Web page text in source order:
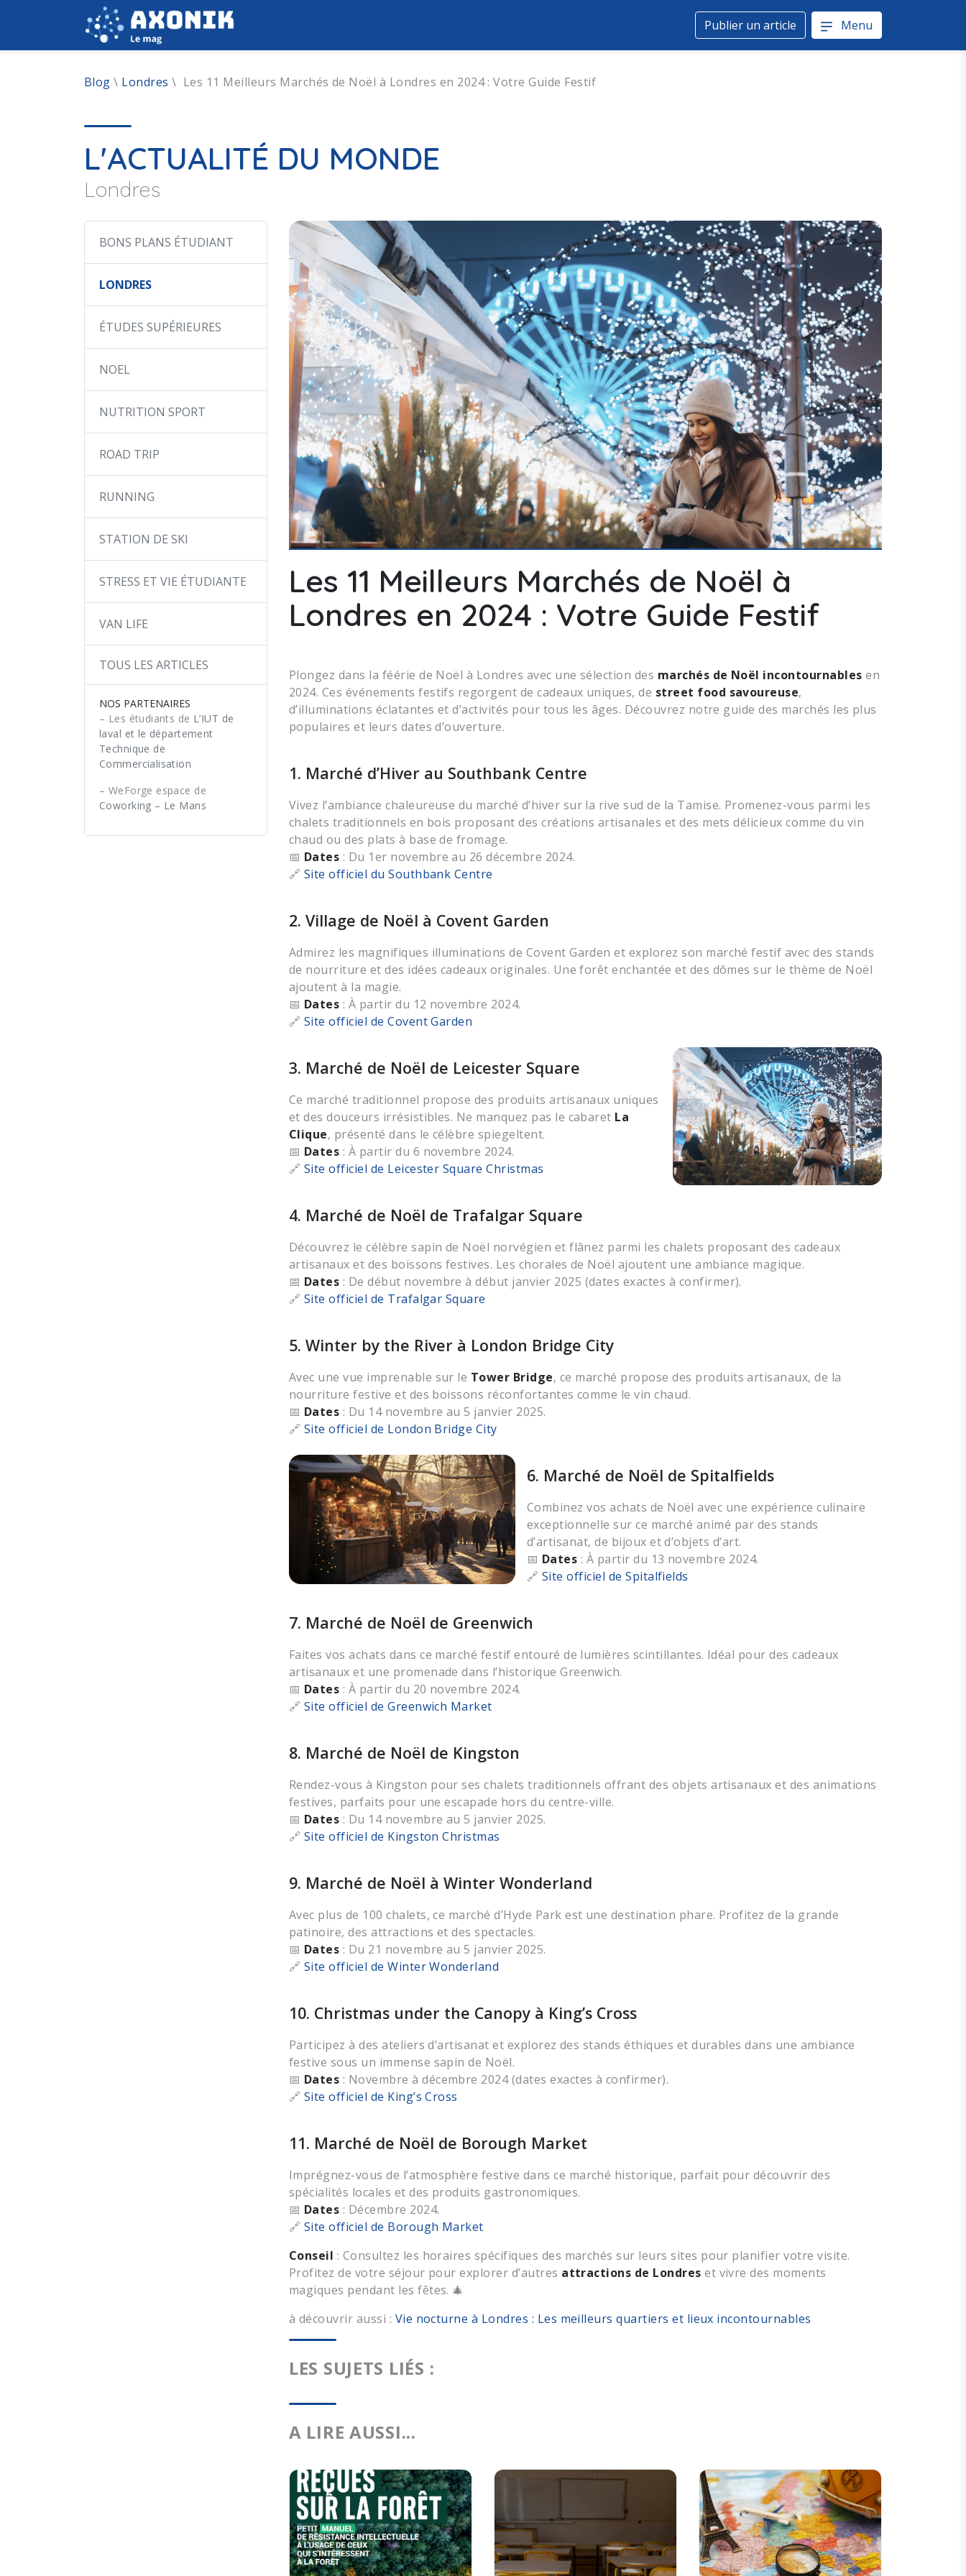
Publier un article Menu
Blog \ Londres \ Les 11 Meilleurs Marchés de Noël à Londres en 2024 : Votre Guide Festif
L'ACTUALITÉ DU MONDE
Londres
BONS PLANS ÉTUDIANT
LONDRES
ÉTUDES SUPÉRIEURES
NOEL
NUTRITION SPORT
ROAD TRIP
RUNNING
STATION DE SKI
STRESS ET VIE ÉTUDIANTE
VAN LIFE
TOUS LES ARTICLES
NOS PARTENAIRES
– Les étudiants de L’IUT de
laval et le département
Technique de
Commercialisation
– WeForge espace de
Coworking – Le Mans
Les 11 Meilleurs Marchés de Noël à
Londres en 2024 : Votre Guide Festif
Plongez dans la féérie de Noël à Londres avec une sélection des marchés de Noël incontournables en
2024. Ces événements festifs regorgent de cadeaux uniques, de street food savoureuse,
d’illuminations éclatantes et d’activités pour tous les âges. Découvrez notre guide des marchés les plus
populaires et leurs dates d’ouverture.
1. Marché d’Hiver au Southbank Centre
Vivez l’ambiance chaleureuse du marché d’hiver sur la rive sud de la Tamise. Promenez-vous parmi les
chalets traditionnels en bois proposant des créations artisanales et des mets délicieux comme du vin
chaud ou des plats à base de fromage.
📅 Dates : Du 1er novembre au 26 décembre 2024.
🔗 Site officiel du Southbank Centre
2. Village de Noël à Covent Garden
Admirez les magnifiques illuminations de Covent Garden et explorez son marché festif avec des stands
de nourriture et des idées cadeaux originales. Une forêt enchantée et des dômes sur le thème de Noël
ajoutent à la magie.
📅 Dates : À partir du 12 novembre 2024.
🔗 Site officiel de Covent Garden
3. Marché de Noël de Leicester Square
Ce marché traditionnel propose des produits artisanaux uniques
et des douceurs irrésistibles. Ne manquez pas le cabaret La
Clique, présenté dans le célèbre spiegeltent.
📅 Dates : À partir du 6 novembre 2024.
🔗 Site officiel de Leicester Square Christmas
4. Marché de Noël de Trafalgar Square
Découvrez le célèbre sapin de Noël norvégien et flânez parmi les chalets proposant des cadeaux
artisanaux et des boissons festives. Les chorales de Noël ajoutent une ambiance magique.
📅 Dates : De début novembre à début janvier 2025 (dates exactes à confirmer).
🔗 Site officiel de Trafalgar Square
5. Winter by the River à London Bridge City
Avec une vue imprenable sur le Tower Bridge, ce marché propose des produits artisanaux, de la
nourriture festive et des boissons réconfortantes comme le vin chaud.
📅 Dates : Du 14 novembre au 5 janvier 2025.
🔗 Site officiel de London Bridge City
6. Marché de Noël de Spitalfields
Combinez vos achats de Noël avec une expérience culinaire
exceptionnelle sur ce marché animé par des stands
d’artisanat, de bijoux et d’objets d’art.
📅 Dates : À partir du 13 novembre 2024.
🔗 Site officiel de Spitalfields
7. Marché de Noël de Greenwich
Faites vos achats dans ce marché festif entouré de lumières scintillantes. Idéal pour des cadeaux
artisanaux et une promenade dans l’historique Greenwich.
📅 Dates : À partir du 20 novembre 2024.
🔗 Site officiel de Greenwich Market
8. Marché de Noël de Kingston
Rendez-vous à Kingston pour ses chalets traditionnels offrant des objets artisanaux et des animations
festives, parfaits pour une escapade hors du centre-ville.
📅 Dates : Du 14 novembre au 5 janvier 2025.
🔗 Site officiel de Kingston Christmas
9. Marché de Noël à Winter Wonderland
Avec plus de 100 chalets, ce marché d’Hyde Park est une destination phare. Profitez de la grande
patinoire, des attractions et des spectacles.
📅 Dates : Du 21 novembre au 5 janvier 2025.
🔗 Site officiel de Winter Wonderland
10. Christmas under the Canopy à King’s Cross
Participez à des ateliers d’artisanat et explorez des stands éthiques et durables dans une ambiance
festive sous un immense sapin de Noël.
📅 Dates : Novembre à décembre 2024 (dates exactes à confirmer).
🔗 Site officiel de King’s Cross
11. Marché de Noël de Borough Market
Imprégnez-vous de l’atmosphère festive dans ce marché historique, parfait pour découvrir des
spécialités locales et des produits gastronomiques.
📅 Dates : Décembre 2024.
🔗 Site officiel de Borough Market
Conseil : Consultez les horaires spécifiques des marchés sur leurs sites pour planifier votre visite.
Profitez de votre séjour pour explorer d’autres attractions de Londres et vivre des moments
magiques pendant les fêtes. 🎄
à découvrir aussi : Vie nocturne à Londres : Les meilleurs quartiers et lieux incontournables
LES SUJETS LIÉS :
A LIRE AUSSI...